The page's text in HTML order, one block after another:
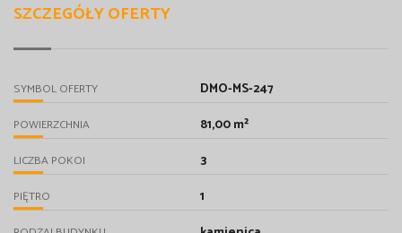
SZCZEGÓŁY OFERTY
SYMBOL OFERTY DMO-MS-247
POWIERZCHNIA 81,00 m²
LICZBA POKOI 3
PIĘTRO 1